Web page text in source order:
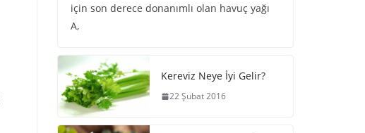
için son derece donanımlı olan havuç yağı
A,
Kereviz Neye İyi Gelir?
22 Şubat 2016